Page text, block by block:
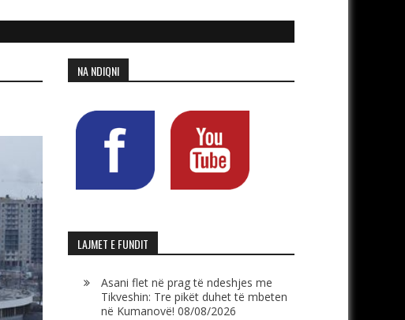
NA NDIQNI
LAJMET E FUNDIT
Asani flet në prag të ndeshjes me
Tikveshin: Tre pikët duhet të mbeten
në Kumanovë! 08/08/2026